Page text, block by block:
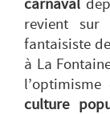
carnaval
revient sur
fantaisiste
à La
culture